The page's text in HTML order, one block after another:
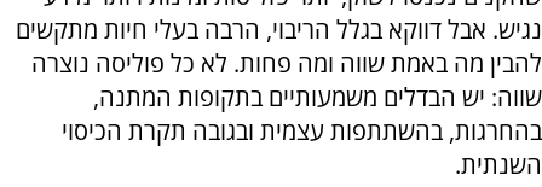
נגיש. אבל דווקא בגלל הריבוי, הרבה בעלי חיות מתקשים
להבין מה באמת שווה ומה פחות. לא כל פוליסה נוצרה
שווה: יש הבדלים משמעותיים בתקופות המתנה,
בהחרגות, בהשתתפות עצמית ובגובה תקרת הכיסוי
השנתית.